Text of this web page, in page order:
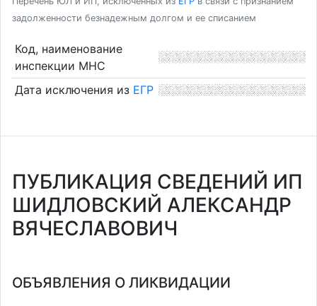
задолженности безнадежным долгом и ее списанием
Код, наименование
инспекции МНС
Дата исключения из ЕГР
ПУБЛИКАЦИЯ СВЕДЕНИЙ ИП
ШИДЛОВСКИЙ АЛЕКСАНДР
ВЯЧЕСЛАВОВИЧ
ОБЪЯВЛЕНИЯ О ЛИКВИДАЦИИ